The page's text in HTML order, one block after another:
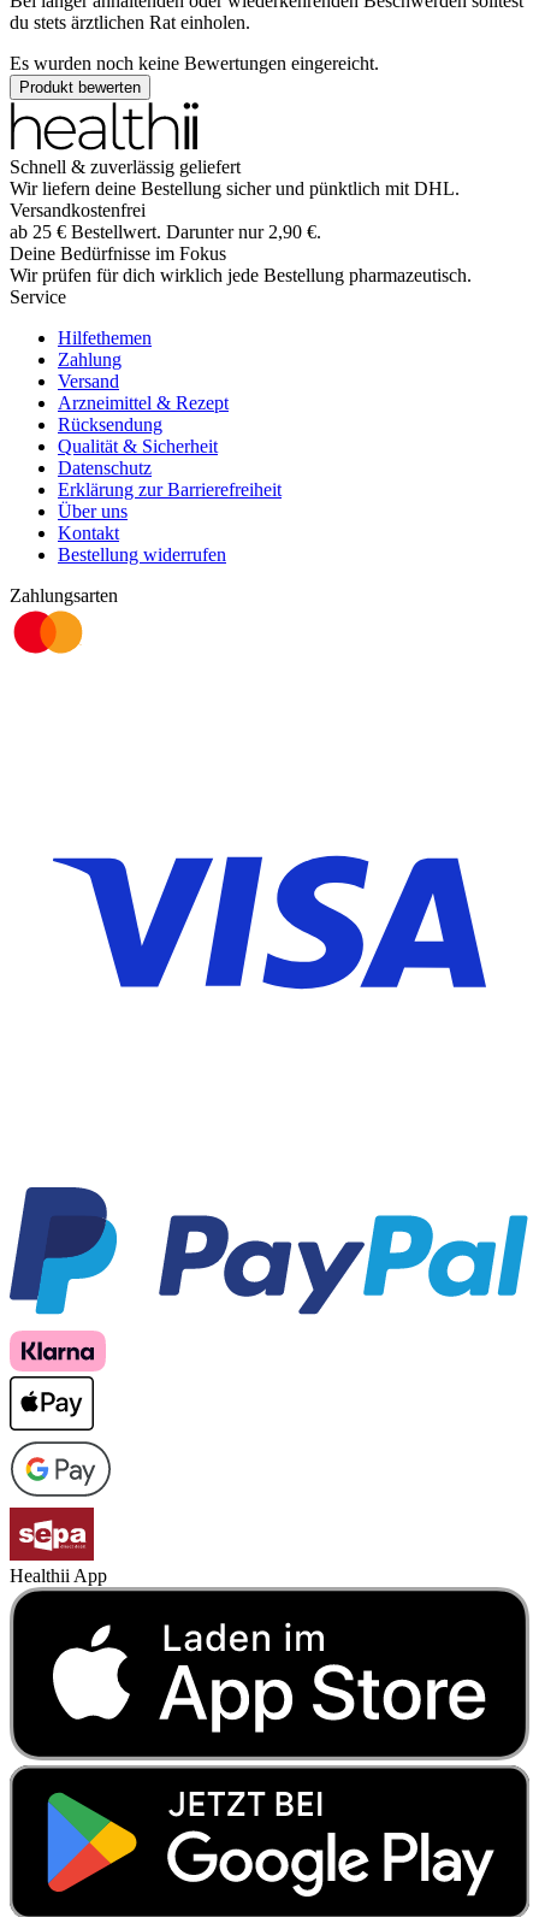
du stets ärztlichen Rat einholen.
Es wurden noch keine Bewertungen eingereicht.
Produkt bewerten
Schnell & zuverlässig geliefert
Wir liefern deine Bestellung sicher und pünktlich mit DHL.
Versandkostenfrei
ab 25 € Bestellwert. Darunter nur 2,90 €.
Deine Bedürfnisse im Fokus
Wir prüfen für dich wirklich jede Bestellung pharmazeutisch.
Service
Hilfethemen
Zahlung
Versand
Arzneimittel & Rezept
Rücksendung
Qualität & Sicherheit
Datenschutz
Erklärung zur Barrierefreiheit
Über uns
Kontakt
Bestellung widerrufen
Zahlungsarten
Healthii App